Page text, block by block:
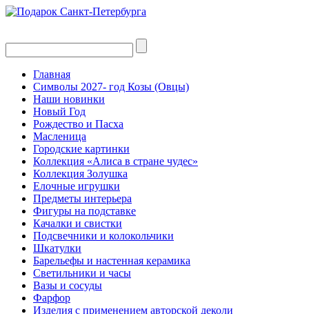
Главная
Символы 2027- год Козы (Овцы)
Наши новинки
Новый Год
Рождество и Пасха
Масленица
Городские картинки
Коллекция «Алиса в стране чудес»
Коллекция Золушка
Елочные игрушки
Предметы интерьера
Фигуры на подставке
Качалки и свистки
Подсвечники и колокольчики
Шкатулки
Барельефы и настенная керамика
Светильники и часы
Вазы и сосуды
Фарфор
Изделия с применением авторской деколи